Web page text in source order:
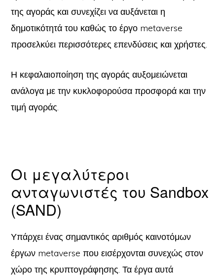
της αγοράς και συνεχίζει να αυξάνεται η
δημοτικότητά του καθώς το έργο metaverse
προσελκύει περισσότερες επενδύσεις και χρήστες.
Η κεφαλαιοποίηση της αγοράς αυξομειώνεται
ανάλογα με την κυκλοφορούσα προσφορά και την
τιμή αγοράς.
Οι μεγαλύτεροι
ανταγωνιστές του Sandbox
(SAND)
Υπάρχει ένας σημαντικός αριθμός καινοτόμων
έργων metaverse που εισέρχονται συνεχώς στον
χώρο της κρυπτογράφησης. Τα έργα αυτά